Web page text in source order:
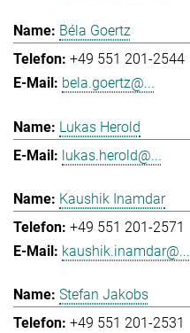
Béla Goertz
+49 551 201-2544
bela.goertz@...
Lukas Herold
lukas.herold@...
Kaushik Inamdar
+49 551 201-2571
kaushik.inamdar@...
Stefan Jakobs
+49 551 201-2531